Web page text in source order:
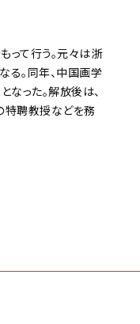
って行う。元々は浙
る。同年、中国画学
った。解放後は、
特聘教授などを務